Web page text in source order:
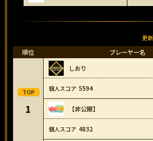
順位 プレーヤー名
1
しおり
5594
【非公開】
4832